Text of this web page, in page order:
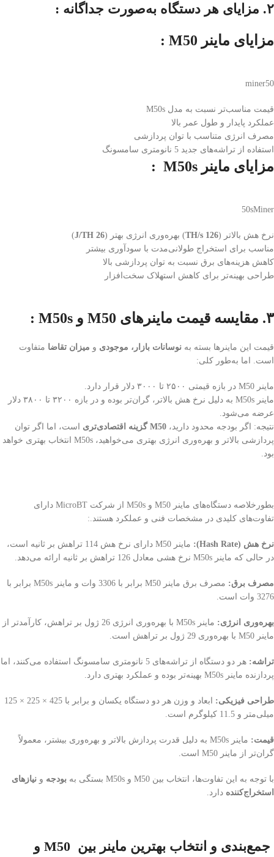
۲. مزایای هر دستگاه به‌صورت جداگانه :
مزایای ماینر
miner50
قیمت مناسب‌تر نسبت به مدل M50s
عملکرد پایدار و طول عمر بالا
مصرف انرژی متناسب با توان پردازشی
استفاده از تراشه‌های جدید 5 نانومتری سامسونگ
مزایای ماینر
50sMiner
نرخ هش بالاتر (126 TH/s ) بهره‌وری انرژی بهتر (26 J/TH
)
مناسب برای استخراج طولانی‌مدت با سودآوری بیشتر
کاهش هزینه‌های برق نسبت به توان پردازشی بالا
طراحی بهینه‌تر برای کاهش استهلاک سخت‌افزار
۳. مقایسه قیمت ماینرهای و
قیمت این ماینرها بسته به نوسانات بازار، موجودی و میزان تقاضا متفاوت
است. اما به‌طور کلی:
ماینر M50 در بازه قیمتی ۲۵۰۰ تا ۳۰۰۰ دلار قرار دارد.
ماینر M50s به دلیل نرخ هش بالاتر، گران‌تر بوده و در بازه ۳۲۰۰ تا ۳۸۰۰ دلار
عرضه می‌شود.
نتیجه: اگر بودجه محدود دارید، M50 گزینه اقتصادی‌تری است، اما اگر توان
پردازشی بالاتر و بهره‌وری انرژی بهتری می‌خواهید، M50s انتخاب بهتری خواهد
بود.
بطورخلاصه دستگاه‌های ماینر M50 و M50s از شرکت MicroBT دارای
تفاوت‌های کلیدی در مشخصات فنی و عملکرد هستند.:
نرخ هش (Hash Rate):
ماینر M50 دارای نرخ هش 114 تراهش بر ثانیه است،
در حالی که ماینر M50s نرخ هشی معادل 126 تراهش بر ثانیه ارائه می‌دهد.
مصرف برق:
مصرف برق ماینر M50 برابر با 3306 وات و ماینر M50s برابر با
3276 وات است.
بهره‌وری انرژی:
ماینر M50s با بهره‌وری انرژی 26 ژول بر تراهش، کارآمدتر از
ماینر M50 با بهره‌وری 29 ژول بر تراهش است.
تراشه:
هر دو دستگاه از تراشه‌های 5 نانومتری سامسونگ استفاده می‌کنند، اما
پردازنده ماینر M50s بهینه‌تر بوده و عملکرد بهتری دارد.
طراحی فیزیکی:
ابعاد و وزن هر دو دستگاه یکسان و برابر با 425 × 225 × 125
میلی‌متر و 11.5 کیلوگرم است.
قیمت:
ماینر M50s به دلیل قدرت پردازش بالاتر و بهره‌وری بیشتر، معمولاً
گران‌تر از ماینر M50 است.
با توجه به این تفاوت‌ها، انتخاب بین M50 و M50s بستگی به بودجه و نیازهای
استخراج‌کننده دارد.
جمع‌بندی و انتخاب بهترین ماینر بین M50 و